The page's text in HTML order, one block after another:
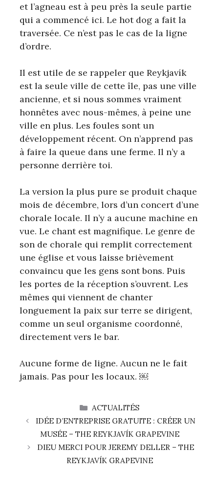
et l’agneau est à peu près la seule partie
qui a commencé ici. Le hot dog a fait la
traversée. Ce n’est pas le cas de la ligne
d’ordre.
Il est utile de se rappeler que Reykjavík
est la seule ville de cette île, pas une ville
ancienne, et si nous sommes vraiment
honnêtes avec nous-mêmes, à peine une
ville en plus. Les foules sont un
développement récent. On n’apprend pas
à faire la queue dans une ferme. Il n’y a
personne derrière toi.
La version la plus pure se produit chaque
mois de décembre, lors d’un concert d’une
chorale locale. Il n’y a aucune machine en
vue. Le chant est magnifique. Le genre de
son de chorale qui remplit correctement
une église et vous laisse brièvement
convaincu que les gens sont bons. Puis
les portes de la réception s’ouvrent. Les
mêmes qui viennent de chanter
longuement la paix sur terre se dirigent,
comme un seul organisme coordonné,
directement vers le bar.
Aucune forme de ligne. Aucun ne le fait
jamais. Pas pour les locaux. ￼
CATÉGORIES
ACTUALITÉS
IDÉE D’ENTREPRISE GRATUITE : CRÉER UN
MUSÉE – THE REYKJAVÍK GRAPEVINE
DIEU MERCI POUR JEREMY DELLER – THE
REYKJAVÍK GRAPEVINE